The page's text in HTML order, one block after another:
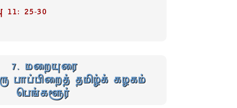
25-30
7. மறையுரை
பாப்பிறைத்‌ தமிழ்க்‌ கழகம்‌
பெங்களூர்